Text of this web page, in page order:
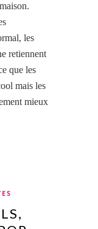
les
retiennent
que les
mais les
mieux